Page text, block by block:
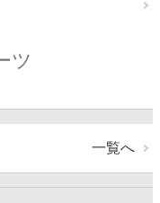
ツ
一覧へ